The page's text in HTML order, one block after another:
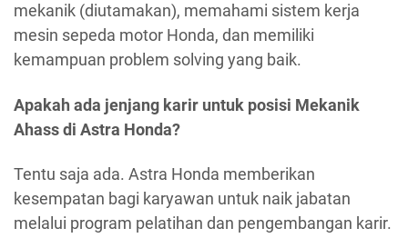
mekanik (diutamakan), memahami sistem kerja
mesin sepeda motor Honda, dan memiliki
kemampuan problem solving yang baik.
Apakah ada jenjang karir untuk posisi Mekanik
Ahass di Astra Honda?
Tentu saja ada. Astra Honda memberikan
kesempatan bagi karyawan untuk naik jabatan
melalui program pelatihan dan pengembangan karir.